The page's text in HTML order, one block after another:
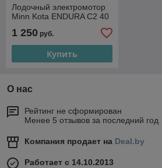
Лодочный электромотор
Minn Kota ENDURA C2 40
1 250 руб.
Купить
О нас
Рейтинг не сформирован
Менее 5 отзывов за последний год
Компания продает на Deal.by
Работает с 14.10.2013